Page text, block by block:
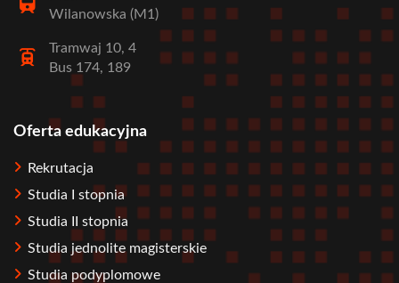
Wilanowska (M1)
Tramwaj 10, 4
Bus 174, 189
Stopka
Oferta edukacyjna
Rekrutacja
Studia I stopnia
Studia II stopnia
Studia jednolite magisterskie
Studia podyplomowe